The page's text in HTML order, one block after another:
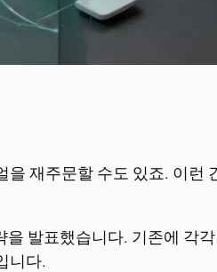
재주문할 수도 있죠. 이런
발표했습니다. 기존에 각
니다.